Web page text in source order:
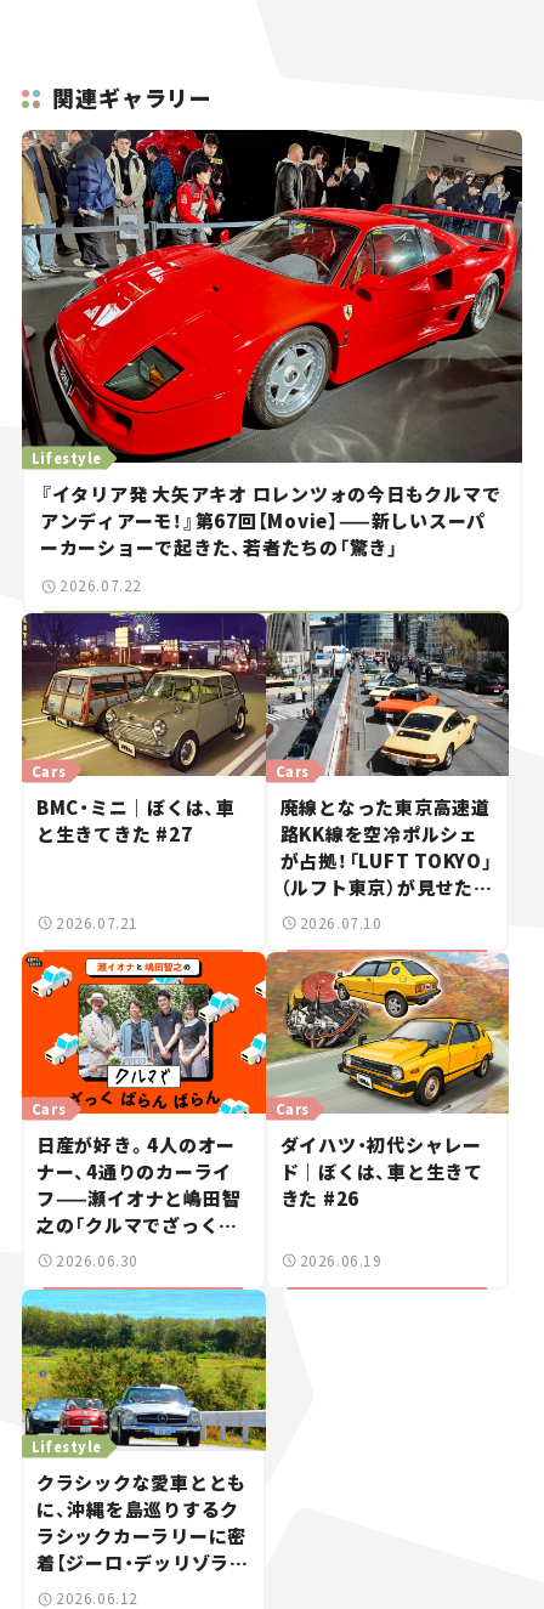
関連ギャラリー
Lifestyle
『イタリア発 大矢アキオ ロレンツォの今日もクルマで
アンディアーモ！』第67回【Movie】——新しいスーパ
ーカーショーで起きた、若者たちの「驚き」
2026.07.22
Cars
BMC・ミニ｜ぼくは、車
と生きてきた #27
2026.07.21
Cars
廃線となった東京高速道
路KK線を空冷ポルシェ
が占拠！「LUFT TOKYO」
（ルフト東京）が見せた奇
跡の一日——ハッサンの
信 #2
2026.07.10
Cars
日産が好き。4人のオー
ナー、4通りのカーライ
フ——瀬イオナと嶋田智
之の「クルマでざっくば
らんばらん！」＃19
2026.06.30
Cars
ダイハツ・初代シャレー
ド｜ぼくは、車と生きて
きた #26
2026.06.19
Lifestyle
クラシックな愛車ととも
に、沖縄を島巡りするク
ラシックカーラリーに密
着【ジーロ・デッリゾラ沖
縄｜Giro dell’Isola
2026.06.12